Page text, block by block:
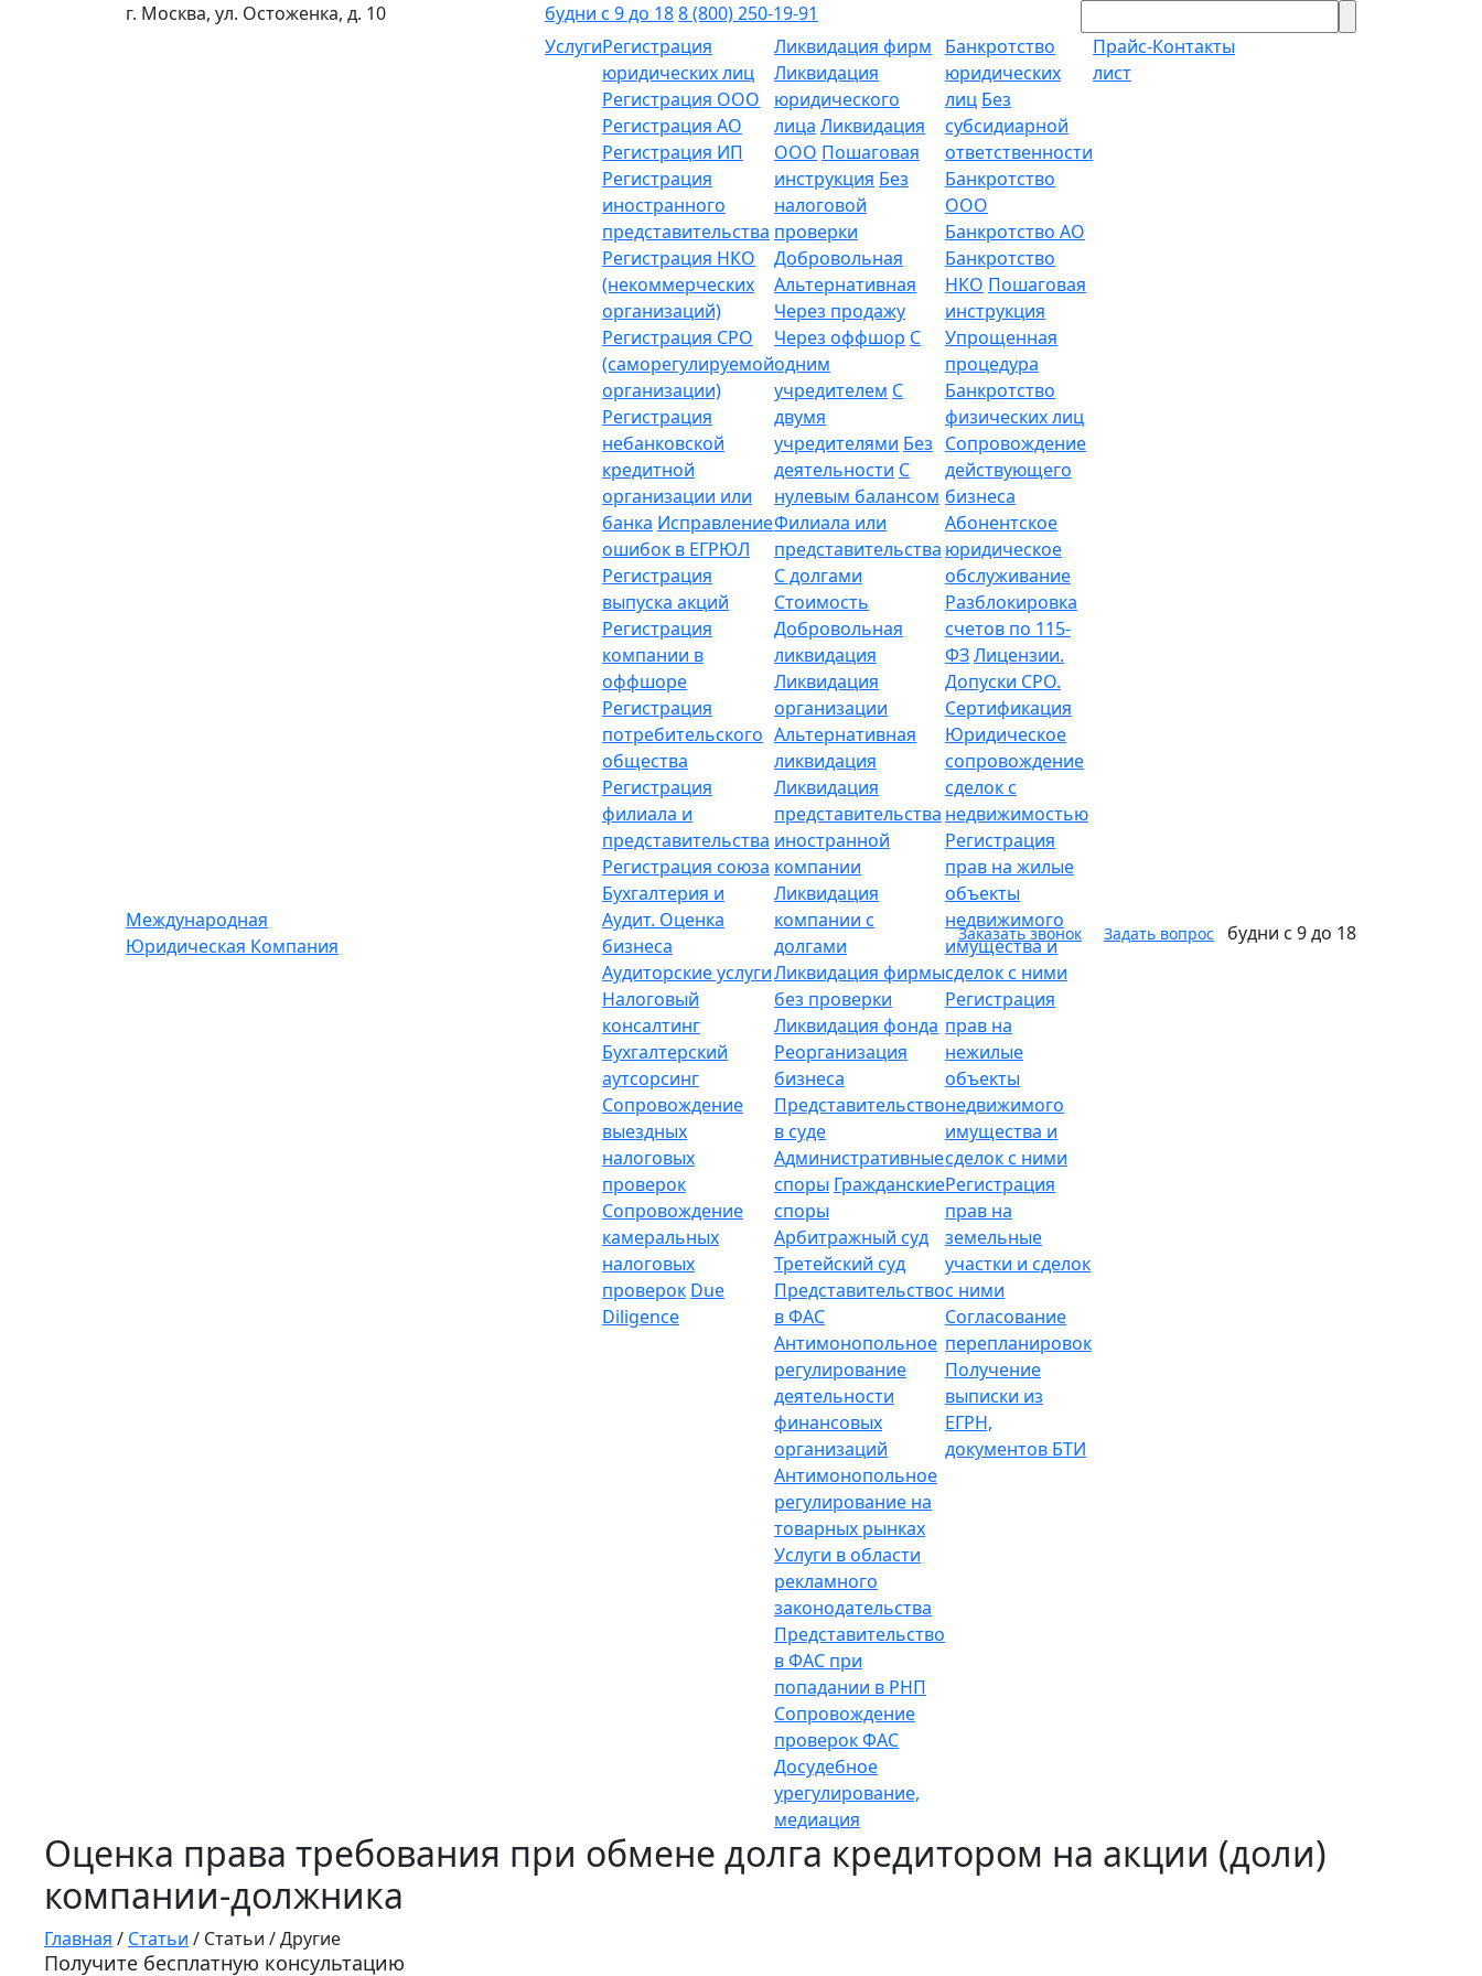
г. Москва, ул. Остоженка, д. 10 будни с 9 до 188 (800) 250-19-91
Международная
Юридическая Компания
УслугиРегистрация
юридических лиц
Регистрация ООО
Регистрация АО
Регистрация ИП
Регистрация
иностранного
представительства
Регистрация НКО
(некоммерческих
организаций)
Регистрация СРО
(саморегулируемой
организации)
Регистрация
небанковской
кредитной
организации или
банка Исправление
ошибок в ЕГРЮЛ
Регистрация
выпуска акций
Регистрация
компании в
оффшоре
Регистрация
потребительского
общества
Регистрация
филиала и
представительства
Регистрация союза
Бухгалтерия и
Аудит. Оценка
бизнеса
Аудиторские услуги
Налоговый
консалтинг
Бухгалтерский
аутсорсинг
Сопровождение
выездных
налоговых
проверок
Сопровождение
камеральных
налоговых
проверок Due
Diligence
Ликвидация фирм
Ликвидация
юридического
лица Ликвидация
ООО Пошаговая
инструкция Без
налоговой
проверки
Добровольная
Альтернативная
Через продажу
Через оффшор С
одним
учредителем С
двумя
учредителями Без
деятельности С
нулевым балансом
Филиала или
представительства
С долгами
Стоимость
Добровольная
ликвидация
Ликвидация
организации
Альтернативная
ликвидация
Ликвидация
представительства
иностранной
компании
Ликвидация
компании с
долгами
Ликвидация фирмы
без проверки
Ликвидация фонда
Реорганизация
бизнеса
Представительство
в суде
Административные
споры Гражданские
споры
Арбитражный суд
Третейский суд
Представительство
в ФАС
Антимонопольное
регулирование
деятельности
финансовых
организаций
Антимонопольное
регулирование на
товарных рынках
Услуги в области
рекламного
законодательства
Представительство
в ФАС при
попадании в РНП
Сопровождение
проверок ФАС
Досудебное
урегулирование,
медиация
Банкротство
юридических
лиц Без
субсидиарной
ответственности
Банкротство
ООО
Банкротство АО
Банкротство
НКО Пошаговая
инструкция
Упрощенная
процедура
Банкротство
физических лиц
Сопровождение
действующего
бизнеса
Абонентское
юридическое
обслуживание
Разблокировка
счетов по 115-
ФЗЛицензии.
Допуски СРО.
Сертификация
Юридическое
сопровождение
сделок с
недвижимостью
Регистрация
прав на жилые
объекты
недвижимого
имущества и
сделок с ними
Регистрация
прав на
нежилые
объекты
недвижимого
имущества и
сделок с ними
Регистрация
прав на
земельные
участки и сделок
с ними
Согласование
перепланировок
Получение
выписки из
ЕГРН,
документов БТИ
Прайс-
лист
Контакты
Заказать звонок Задать вопрос будни с 9 до 18
Оценка права требования при обмене долга кредитором на акции (доли)
компании-должника
Главная / Статьи / Статьи /Другие
Получите бесплатную консультацию